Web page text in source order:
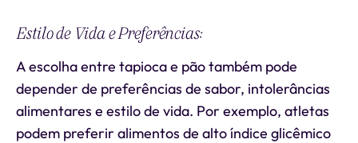
Estilo de Vida e Preferências:
A escolha entre tapioca e pão também pode
depender de preferências de sabor, intolerâncias
alimentares e estilo de vida. Por exemplo, atletas
podem preferir alimentos de alto índice glicêmico